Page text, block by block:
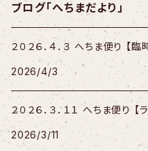
ブログ「へちまだより」
２０２６．４．３ へちま
2026/4/3
２０２６．３．１１ へ
2026/3/11